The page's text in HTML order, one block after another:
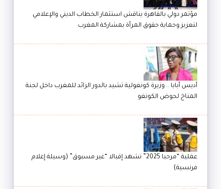
مؤتمر دولي بالقاهرة يناقش استثمار الخطاب الديني والإعلامي
لتعزيز وحماية حقوق المرأة بمشاركة المغرب
أديس أبابا .. وزيرة كونغولية تشيد بالدور الرائد للمغرب داخل لجنة
المناخ لحوض الكونغو
عملية “مرحبا 2025” تشهد إقبالا “غير مسبوق” (وسيلة إعلام
فرنسية)